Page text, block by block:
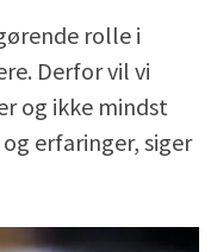
rolle i
Derfor vil vi
og ikke mindst
erfaringer, siger